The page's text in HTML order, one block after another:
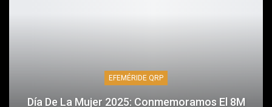
EFEMÉRIDE QRP
Día De La Mujer 2025: Conmemoramos El 8M